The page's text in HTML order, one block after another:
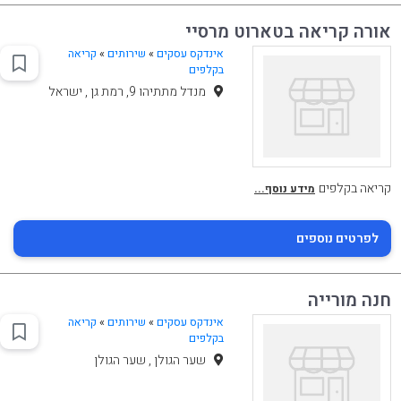
אורה קריאה בטארוט מרסיי
אינדקס עסקים » שירותים» קריאה
בקלפים
מנדל מתתיהו 9, רמת גן , ישראל
קריאה בקלפים מידע נוסף...
לפרטים נוספים
חנה מורייה
אינדקס עסקים » שירותים» קריאה
בקלפים
שער הגולן , שער הגולן